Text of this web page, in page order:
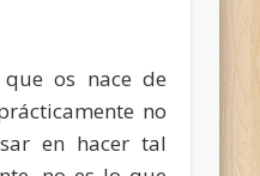
os nace de
no
en hacer tal